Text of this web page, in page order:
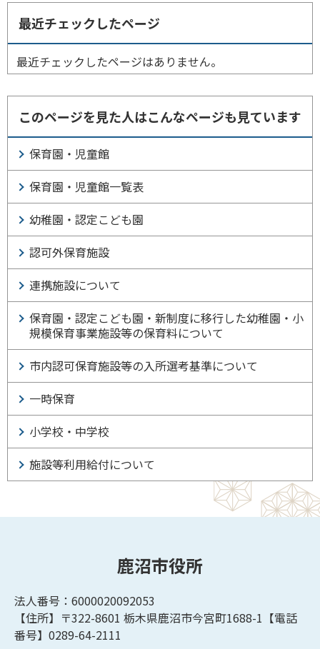
最近チェックしたページ
最近チェックしたページはありません。
このページを見た人はこんなページも見ています
保育園・児童館
保育園・児童館一覧表
幼稚園・認定こども園
認可外保育施設
連携施設について
保育園・認定こども園・新制度に移行した幼稚園・小
規模保育事業施設等の保育料について
市内認可保育施設等の入所選考基準について
一時保育
小学校・中学校
施設等利用給付について
鹿沼市役所
法人番号：6000020092053
【住所】〒322-8601 栃木県鹿沼市今宮町1688-1【電話
番号】0289-64-2111